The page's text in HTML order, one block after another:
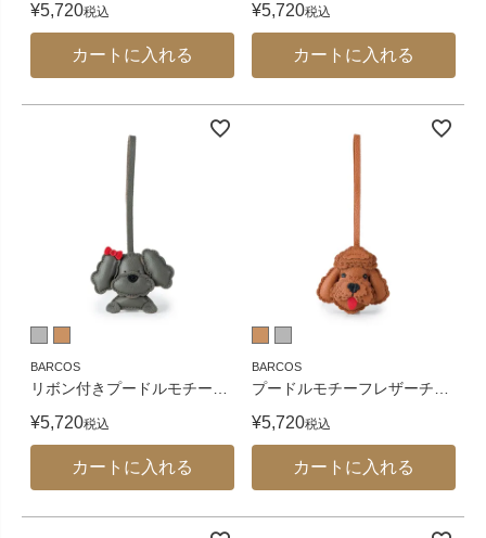
¥5,720税込
カートに入れる
¥5,720税込
カートに入れる
BARCOS
リボン付きプードルモチー
¥5,720税込
カートに入れる
BARCOS
プードルモチーフレザーチ
¥5,720税込
カートに入れる